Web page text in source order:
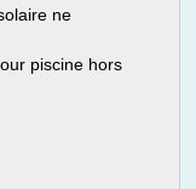
ne
piscine hors